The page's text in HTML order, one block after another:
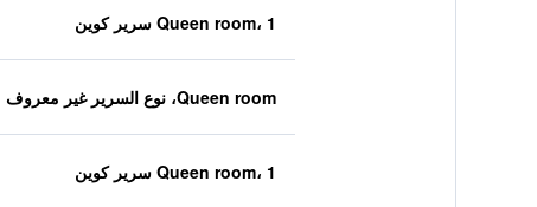
Queen room، 1 سرير كوين
Queen room، نوع السرير غير معروف
Queen room، 1 سرير كوين